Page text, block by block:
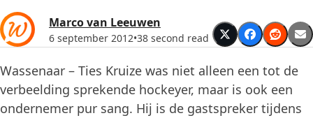
Marco van Leeuwen
6 september 2012•38 second read
Wassenaar – Ties Kruize was niet alleen een tot de
verbeelding sprekende hockeyer, maar is ook een
ondernemer pur sang. Hij is de gastspreker tijdens